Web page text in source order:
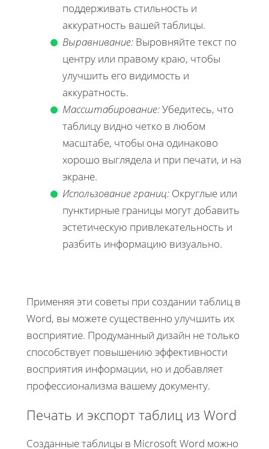
поддерживать стильность и
аккуратность вашей таблицы.
Выравнивание: Выровняйте текст по
центру или правому краю, чтобы
улучшить его видимость и
аккуратность.
Массштабирование:Убедитесь, что
таблицу видно четко в любом
масштабе, чтобы она одинаково
хорошо выглядела и при печати, и на
экране.
Использование границ: Округлые или
пунктирные границы могут добавить
эстетическую привлекательность и
разбить информацию визуально.
Применяя эти советы при создании таблиц в
Word, вы можете существенно улучшить их
восприятие. Продуманный дизайн не только
способствует повышению эффективности
восприятия информации, но и добавляет
профессионализма вашему документу.
Печать и экспорт таблиц из Word
Созданные таблицы в Microsoft Word можно